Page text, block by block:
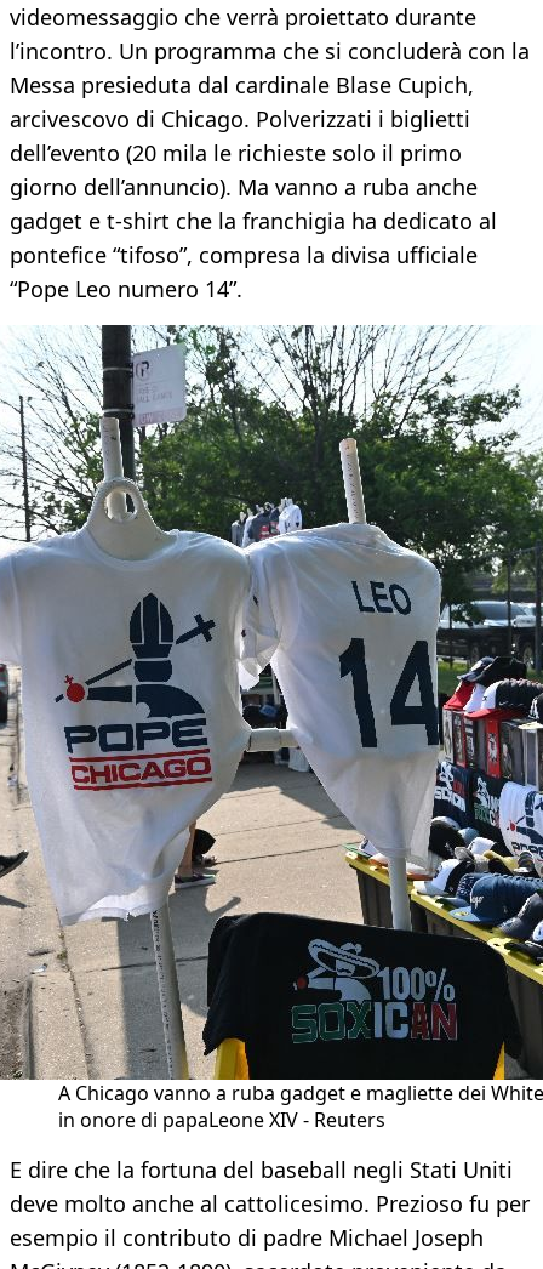
videomessaggio che verrà proiettato durante
l’incontro. Un programma che si concluderà con la
Messa presieduta dal cardinale Blase Cupich,
arcivescovo di Chicago. Polverizzati i biglietti
dell’evento (20 mila le richieste solo il primo
giorno dell’annuncio). Ma vanno a ruba anche
gadget e t-shirt che la franchigia ha dedicato al
pontefice “tifoso”, compresa la divisa ufficiale
“Pope Leo numero 14”.
A Chicago vanno a ruba gadget e magliette dei
in onore di papaLeone XIV - Reuters
E dire che la fortuna del baseball negli Stati Uniti
deve molto anche al cattolicesimo. Prezioso fu per
esempio il contributo di padre Michael Joseph